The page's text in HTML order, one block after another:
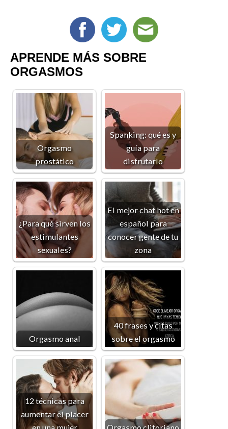
APRENDE MÁS SOBRE
ORGASMOS
Orgasmo
prostático
Spanking: qué es y
guía para
disfrutarlo
¿Para qué sirven los
estimulantes
sexuales?
El mejor chat hot en
español para
conocer gente de tu
zona
Orgasmo anal
40 frases y citas
sobre el orgasmo
12 técnicas para
aumentar el placer